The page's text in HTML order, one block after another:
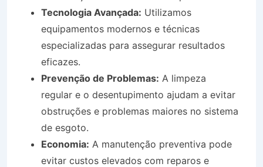
Tecnologia Avançada: Utilizamos
equipamentos modernos e técnicas
especializadas para assegurar resultados
eficazes.
Prevenção de Problemas: A limpeza
regular e o desentupimento ajudam a evitar
obstruções e problemas maiores no sistema
de esgoto.
Economia: A manutenção preventiva pode
evitar custos elevados com reparos e